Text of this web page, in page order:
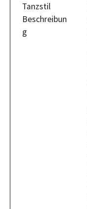
Tanzstil
Beschreibun
g